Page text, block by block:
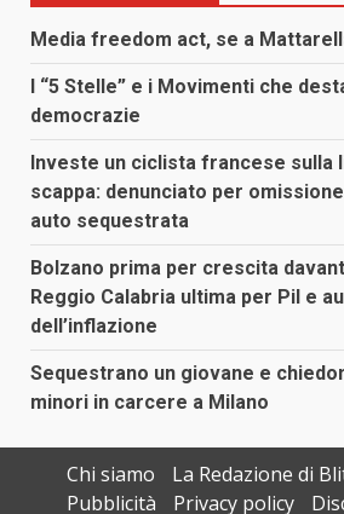
Media freedom act, se a
I “5 Stelle” e i Movimenti che
democrazie
Investe un ciclista francese sulla
scappa: denunciato per
auto sequestrata
Bolzano prima per crescita
Reggio Calabria ultima per Pil e
dell’inflazione
Sequestrano un giovane e
minori in carcere a Milano
Chi siamo
La Redazione di
Pubblicità
Privacy policy